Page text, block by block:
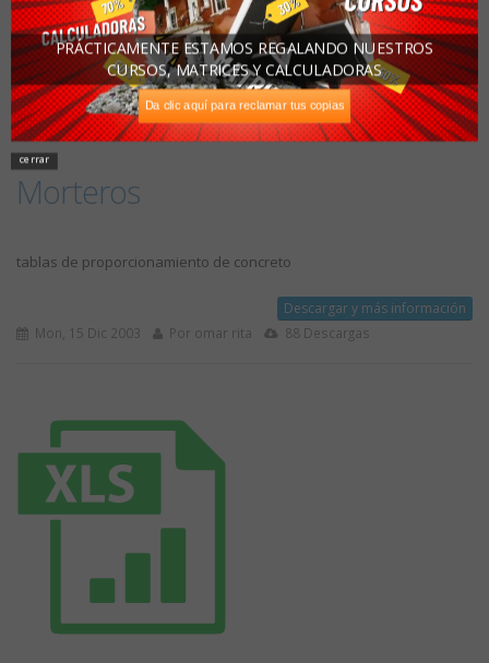
Morteros
tablas de proporcionamiento de concreto
Descargar y más información
Mon, 15 Dic 2003 Por omar rita 88 Descargas
cerrar
Da clic aquí para reclamar tus copias
PRÁCTICAMENTE ESTAMOS REGALANDO NUESTROS
CURSOS, MATRICES Y CALCULADORAS